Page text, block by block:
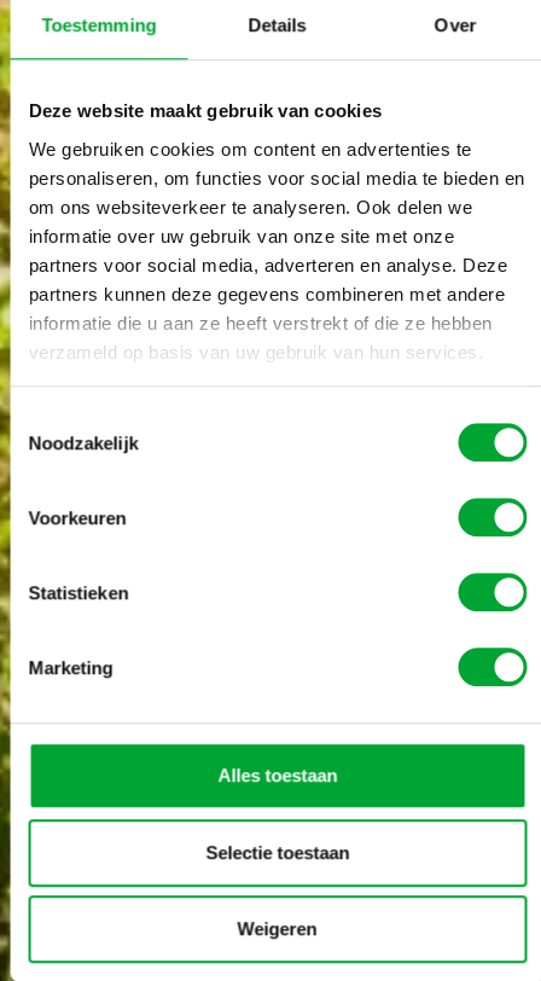
Toestemming Details Over
Deze website maakt gebruik van cookies
We gebruiken cookies om content en advertenties te
personaliseren, om functies voor social media te bieden en
om ons websiteverkeer te analyseren. Ook delen we
informatie over uw gebruik van onze site met onze
partners voor social media, adverteren en analyse. Deze
partners kunnen deze gegevens combineren met andere
informatie die u aan ze heeft verstrekt of die ze hebben
verzameld op basis van uw gebruik van hun services.
Toestemmingsselectie
Noodzakelijk
Voorkeuren
Statistieken
Marketing
Alles toestaan
Selectie toestaan
Weigeren